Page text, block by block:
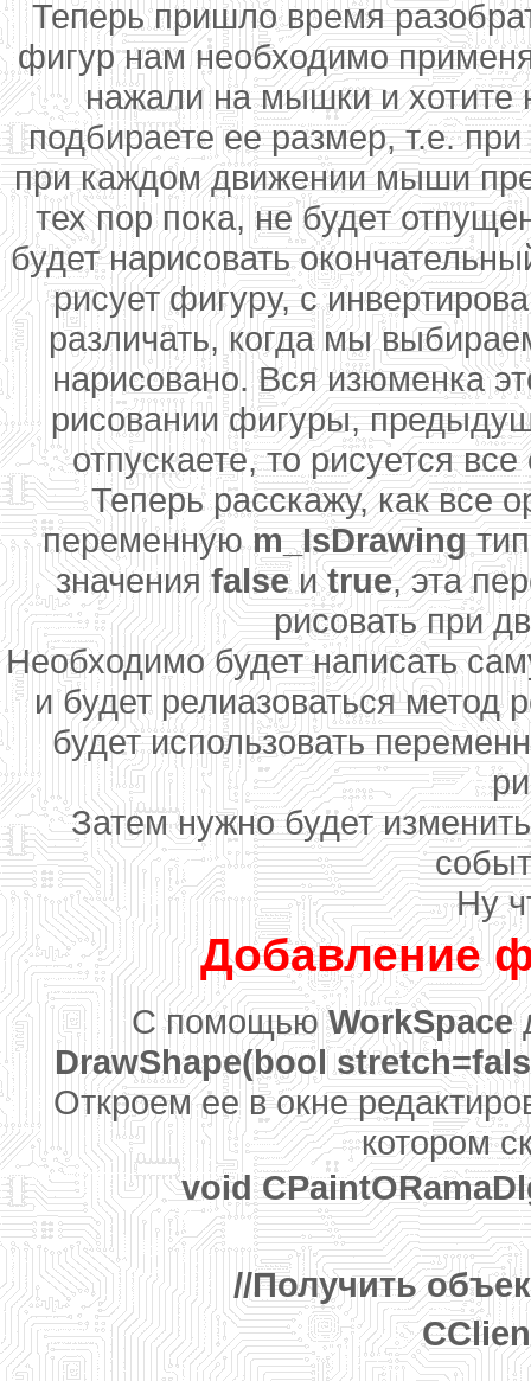
Теперь пришло время
фигур нам необходимо
нажали на мышки и хотите
подбираете ее размер, т.е.
при каждом движении мыши
тех пор пока, не будет
будет нарисовать
рисует фигуру, с
различать, когда мы
нарисовано. Вся изюменка
рисовании фигуры,
отпускаете, то рисуется
Теперь расскажу, как все
переменнуюm_IsDrawing
значенияfalseиtrue, эта
рисовать при
Необходимо будет написать
и будет релиазоваться метод
будет использовать
Затем нужно будет
Ну
Добавление
C помощьюWorkSpace
DrawShape(bool
Откроем ее в окне
котором
void
//Получить